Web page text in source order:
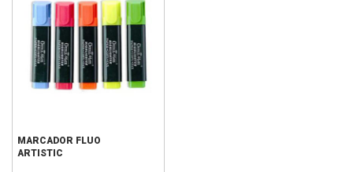
MARCADOR FLUO
ARTISTIC